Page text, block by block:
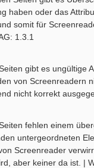
haben oder das
somit für
1.3.1
gibt es ungültige
von Screenreadern
nicht korrekt
fehlen einem
untergeordneten
Screenreader
aber keiner da ist. |